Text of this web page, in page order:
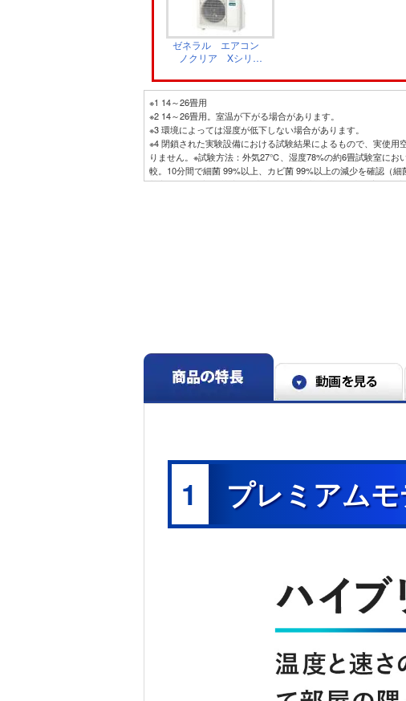
ゼネラル エアコン
ノクリア Xシリー
X566T2
※1 14～26畳用
※2 14～26畳用。室温が下がる場合があります。
※3 環境によっては湿度が低下しない場合があります。
※4 閉鎖された実験設備における試験結果によるもので、実使用
りません。※試験方法：外気27℃、湿度78%の約6畳試験室にお
較。10分間で細菌 99%以上、カビ菌 99%以上の減少を確認（細
熱交換器の一部の菌液を回収し評価。加熱除菌運転中は室温が
※11 14畳試験室、外気温7℃、設定温度20℃、風量自動、風向
間あたり自動ECO機能ON時135WhとOFF時170Whとの比較
量自動、風向水平、冷房運転安定時、1時間あたり自動ECO機能
の比較。お客様ご自身で設定いただく必要があります。
1 プレミアム